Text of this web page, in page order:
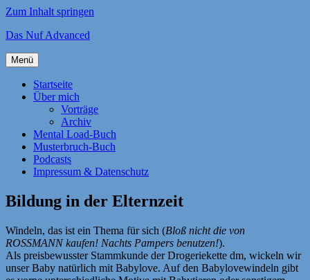
Zum Inhalt springen
Das Nuf Advanced
Menü
Startseite
Über mich
Vorträge
Archiv
Mental Load-Buch
Musterbruch-Buch
Podcasts
Impressum & Datenschutz
Bildung in der Elternzeit
Windeln, das ist ein Thema für sich (Bloß nicht die von
ROSSMANN kaufen! Nachts Pampers benutzen!).
Als preisbewusster Stammkunde der Drogeriekette dm, wickeln wir
unser Baby natürlich mit Babylove. Auf den Babylovewindeln gibt